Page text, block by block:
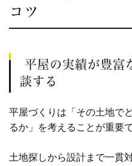
コツ
平屋の実績が豊富
談する
平屋づくりは「その土地で
るか」を考えることが重要で
土地探しから設計まで一貫